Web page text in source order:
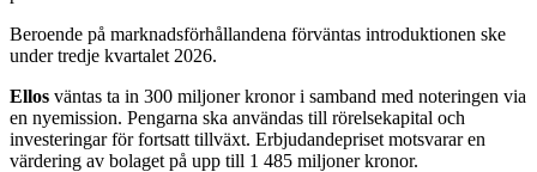
Beroende på marknadsförhållandena förväntas introduktionen ske
under tredje kvartalet 2026.
Ellos väntas ta in 300 miljoner kronor i samband med noteringen via
en nyemission. Pengarna ska användas till rörelsekapital och
investeringar för fortsatt tillväxt. Erbjudandepriset motsvarar en
värdering av bolaget på upp till 1 485 miljoner kronor.